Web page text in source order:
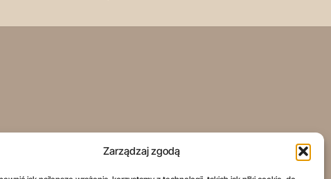
Zarządzaj zgodą